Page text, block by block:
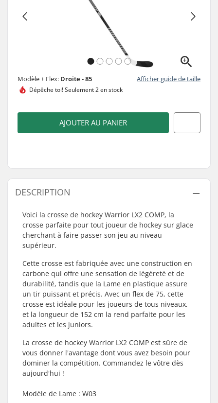
Modèle + Flex: Droite - 85 Afficher guide de taille
Dépêche toi!Seulement 2 en stock
AJOUTER AU PANIER
DESCRIPTION
Voici la crosse de hockey Warrior LX2 COMP, la
crosse parfaite pour tout joueur de hockey sur glace
cherchant à faire passer son jeu au niveau
supérieur.
Cette crosse est fabriquée avec une construction en
carbone qui offre une sensation de légèreté et de
durabilité, tandis que la Lame en plastique assure
un tir puissant et précis. Avec un flex de 75, cette
crosse est idéale pour les joueurs de tous niveaux,
et la longueur de 152 cm la rend parfaite pour les
adultes et les juniors.
La crosse de hockey Warrior LX2 COMP est sûre de
vous donner l'avantage dont vous avez besoin pour
dominer la compétition. Commandez le vôtre dès
aujourd'hui !
Modèle de Lame : W03